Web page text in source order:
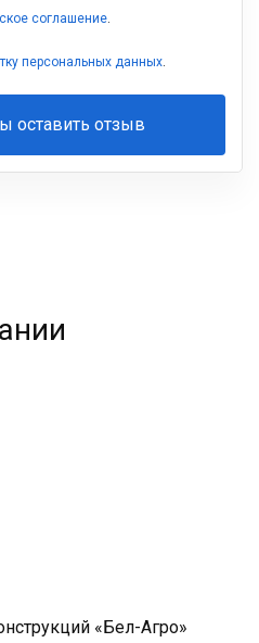
соглашение.
персональных данных.
оставить отзыв
«Бел-Агро»